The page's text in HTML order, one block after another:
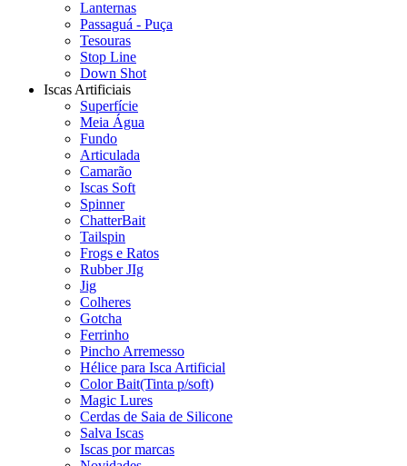
Lanternas
Passaguá - Puça
Tesouras
Stop Line
Down Shot
Iscas Artificiais
Superfície
Meia Água
Fundo
Articulada
Camarão
Iscas Soft
Spinner
ChatterBait
Tailspin
Frogs e Ratos
Rubber JIg
Jig
Colheres
Gotcha
Ferrinho
Pincho Arremesso
Hélice para Isca Artificial
Color Bait(Tinta p/soft)
Magic Lures
Cerdas de Saia de Silicone
Salva Iscas
Iscas por marcas